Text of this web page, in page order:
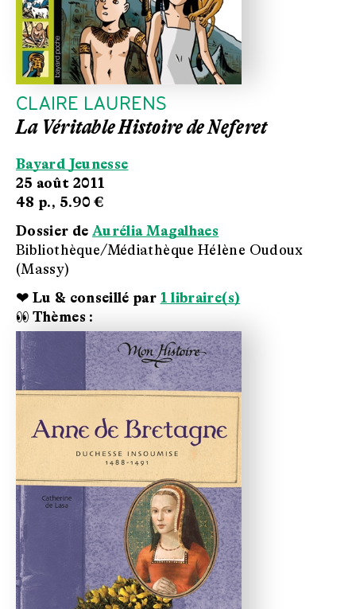
CLAIRE LAURENS
La Véritable Histoire de Neferet
Bayard Jeunesse
25 août 2011
48 p., 5.90 €
Dossier de Aurélia Magalhaes
Bibliothèque/Médiathèque Hélène Oudoux
(Massy)
❤ Lu & conseillé par 1 libraire(s)
👀 Thèmes :